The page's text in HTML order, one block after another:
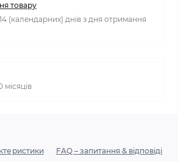
товару
(календарних) днів з дня отримання
місяців
FAQ – запитання & відповіді